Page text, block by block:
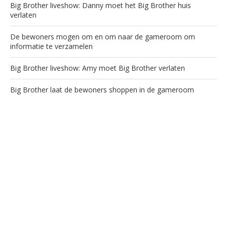
Big Brother liveshow: Danny moet het Big Brother huis
verlaten
De bewoners mogen om en om naar de gameroom om
informatie te verzamelen
Big Brother liveshow: Amy moet Big Brother verlaten
Big Brother laat de bewoners shoppen in de gameroom